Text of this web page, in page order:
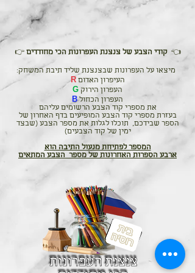
verification=EmcIVzm3pEcOSa0axXP4t3GNfRGL2uSvhVloIqlwgrM
👉 קודי הצבע של צנצנת העפרונות הכי מחודדים 👈
R העיפרון האדום
G העפרון הירוק
B העפרון הכחול
את מספרי קוד הצבע הרשומים עליהם
בעזרת מספרי קוד הצבע המופיעים בדף האחרון של
הספר שבידכם, תוכלו לגלות את מספר הצבע (שבצד
ימין של קוד הצבעים)
המספר לפתיחת מנעול התיבה הוא
ארבע הספרות האחרונות של מספר הצבע המתאים